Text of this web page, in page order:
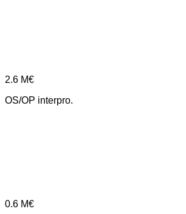
2.6 M€
OS/OP interpro.
0.6 M€